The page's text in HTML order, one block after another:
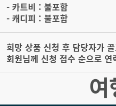
- 카트비 : 불포함
- 캐디피 : 불포함
희망 상품 신청 후 담당자가
회원님께 신청 접수 순으로